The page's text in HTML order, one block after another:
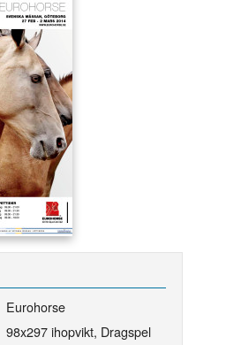
Eurohorse
98x297 ihopvikt, Dragspel